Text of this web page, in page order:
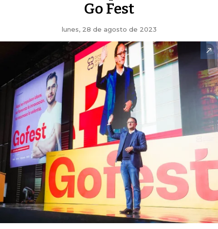
Go Fest
lunes, 28 de agosto de 2023